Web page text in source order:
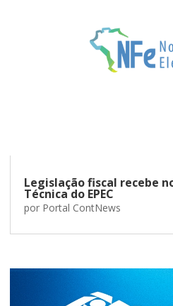
Legislação fiscal recebe
Técnica do EPEC
por Portal ContNews